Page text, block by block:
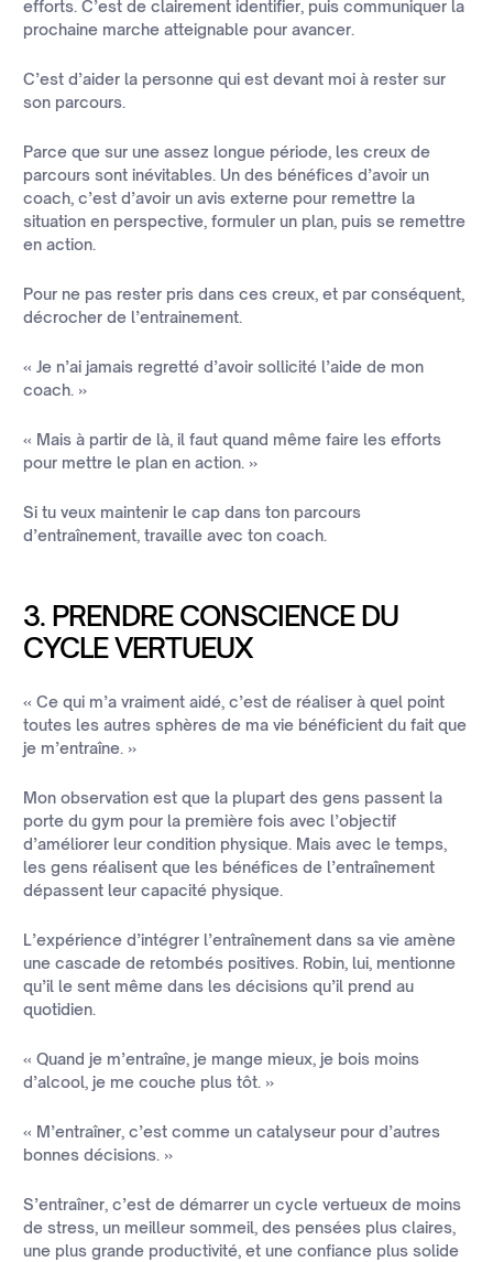
efforts. C’est de clairement identifier, puis communiquer la
prochaine marche atteignable pour avancer.
C’est d’aider la personne qui est devant moi à rester sur
son parcours.
Parce que sur une assez longue période, les creux de
parcours sont inévitables. Un des bénéfices d’avoir un
coach, c’est d’avoir un avis externe pour remettre la
situation en perspective, formuler un plan, puis se remettre
en action.
Pour ne pas rester pris dans ces creux, et par conséquent,
décrocher de l’entrainement.
« Je n’ai jamais regretté d’avoir sollicité l’aide de mon
coach. »
« Mais à partir de là, il faut quand même faire les efforts
pour mettre le plan en action. »
Si tu veux maintenir le cap dans ton parcours
d’entraînement, travaille avec ton coach.
3. PRENDRE CONSCIENCE DU
CYCLE VERTUEUX
« Ce qui m’a vraiment aidé, c’est de réaliser à quel point
toutes les autres sphères de ma vie bénéficient du fait que
je m’entraîne. »
Mon observation est que la plupart des gens passent la
porte du gym pour la première fois avec l’objectif
d’améliorer leur condition physique. Mais avec le temps,
les gens réalisent que les bénéfices de l’entraînement
dépassent leur capacité physique.
L’expérience d’intégrer l’entraînement dans sa vie amène
une cascade de retombés positives. Robin, lui, mentionne
qu’il le sent même dans les décisions qu’il prend au
quotidien.
« Quand je m’entraîne, je mange mieux, je bois moins
d’alcool, je me couche plus tôt. »
« M’entraîner, c’est comme un catalyseur pour d’autres
bonnes décisions. »
S’entraîner, c’est de démarrer un cycle vertueux de moins
de stress, un meilleur sommeil, des pensées plus claires,
une plus grande productivité, et une confiance plus solide